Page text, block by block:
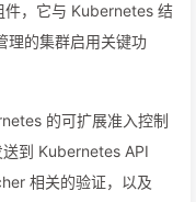
件，它与 Kubernetes 结
理的集群启用关键功
的可扩展准入控制
到 Kubernetes API
相关的验证，以及